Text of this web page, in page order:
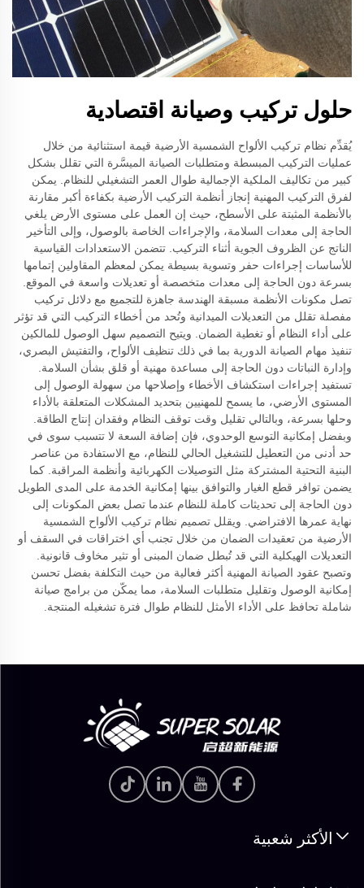
حلول تركيب وصيانة اقتصادية
يُقدِّم نظام تركيب الألواح الشمسية الأرضية قيمة استثنائية من خلال
عمليات التركيب المبسطة ومتطلبات الصيانة الميسَّرة التي تقلل بشكل
كبير من تكاليف الملكية الإجمالية طوال العمر التشغيلي للنظام. يمكن
لفرق التركيب المهنية إنجاز أنظمة التركيب الأرضية بكفاءة أكبر مقارنة
بالأنظمة المثبتة على الأسطح، حيث إن العمل على مستوى الأرض يلغي
الحاجة إلى معدات السلامة، والإجراءات الخاصة بالوصول، وإلى التأخير
الناتج عن الظروف الجوية أثناء التركيب. تتضمن الاستعدادات القياسية
للأساسات إجراءات حفر وتسوية بسيطة يمكن لمعظم المقاولين إتمامها
بسرعة دون الحاجة إلى معدات متخصصة أو تعديلات واسعة في الموقع.
تصل مكونات الأنظمة مسبقة الهندسة جاهزة للتجميع مع دلائل تركيب
مفصلة تقلل من التعديلات الميدانية وتُحد من أخطاء التركيب التي قد تؤثر
على أداء النظام أو تغطية الضمان. ويتيح التصميم سهل الوصول للمالكين
تنفيذ مهام الصيانة الدورية بما في ذلك تنظيف الألواح، والتفتيش البصري،
وإدارة النباتات دون الحاجة إلى مساعدة مهنية أو قلق بشأن السلامة.
تستفيد إجراءات استكشاف الأخطاء وإصلاحها من سهولة الوصول إلى
المستوى الأرضي، ما يسمح للمهنيين بتحديد المشكلات المتعلقة بالأداء
وحلها بسرعة، وبالتالي تقليل وقت توقف النظام وفقدان إنتاج الطاقة.
وبفضل إمكانية التوسع الوحدوي، فإن إضافة السعة لا تتسبب سوى في
حد أدنى من التعطيل للتشغيل الحالي للنظام، مع الاستفادة من عناصر
البنية التحتية المشتركة مثل التوصيلات الكهربائية وأنظمة المراقبة. كما
يضمن توافر قطع الغيار والتوافق بينها إمكانية الخدمة على المدى الطويل
دون الحاجة إلى تحديثات كاملة للنظام عندما تصل بعض المكونات إلى
نهاية عمرها الافتراضي. ويقلل تصميم نظام تركيب الألواح الشمسية
الأرضية من تعقيدات الضمان من خلال تجنب أي اختراقات في السقف أو
التعديلات الهيكلية التي قد تُبطل ضمان المبنى أو تثير مخاوف قانونية.
وتصبح عقود الصيانة المهنية أكثر فعالية من حيث التكلفة بفضل تحسن
إمكانية الوصول وتقليل متطلبات السلامة، مما يمكّن من برامج صيانة
شاملة تحافظ على الأداء الأمثل للنظام طوال فترة تشغيله المنتجة.
الأكثر شعبية